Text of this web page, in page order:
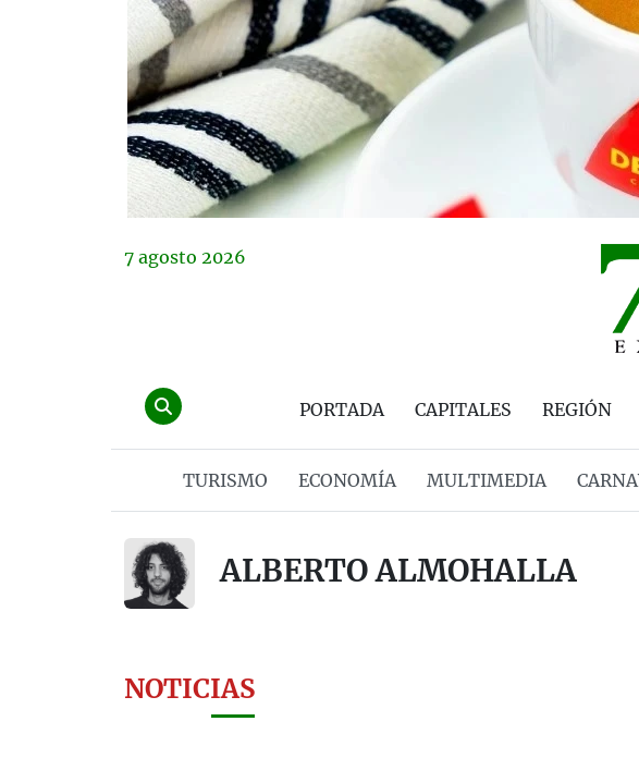
7 agosto 2026
PORTADA CAPITALES REGIÓN
TURISMO ECONOMÍA MULTIMEDIA
ALBERTO ALMOHALLA
NOTICIAS